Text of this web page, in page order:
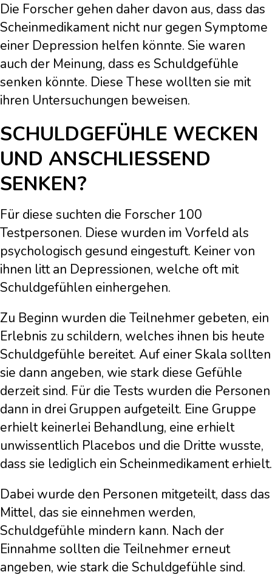
Die Forscher gehen daher davon aus, dass das
Scheinmedikament nicht nur gegen Symptome
einer Depression helfen könnte. Sie waren
auch der Meinung, dass es Schuldgefühle
senken könnte. Diese These wollten sie mit
ihren Untersuchungen beweisen.
SCHULDGEFÜHLE WECKEN
UND ANSCHLIESSEND S
ENKEN?
Für diese suchten die Forscher 100
Testpersonen. Diese wurden im Vorfeld als
psychologisch gesund eingestuft. Keiner von
ihnen litt an Depressionen, welche oft mit
Schuldgefühlen einhergehen.
Zu Beginn wurden die Teilnehmer gebeten, ein
Erlebnis zu schildern, welches ihnen bis heute
Schuldgefühle bereitet. Auf einer Skala sollten
sie dann angeben, wie stark diese Gefühle
derzeit sind. Für die Tests wurden die Personen
dann in drei Gruppen aufgeteilt. Eine Gruppe
erhielt keinerlei Behandlung, eine erhielt
unwissentlich Placebos und die Dritte wusste,
dass sie lediglich ein Scheinmedikament erhielt.
Dabei wurde den Personen mitgeteilt, dass das
Mittel, das sie einnehmen werden,
Schuldgefühle mindern kann. Nach der
Einnahme sollten die Teilnehmer erneut
angeben, wie stark die Schuldgefühle sind.